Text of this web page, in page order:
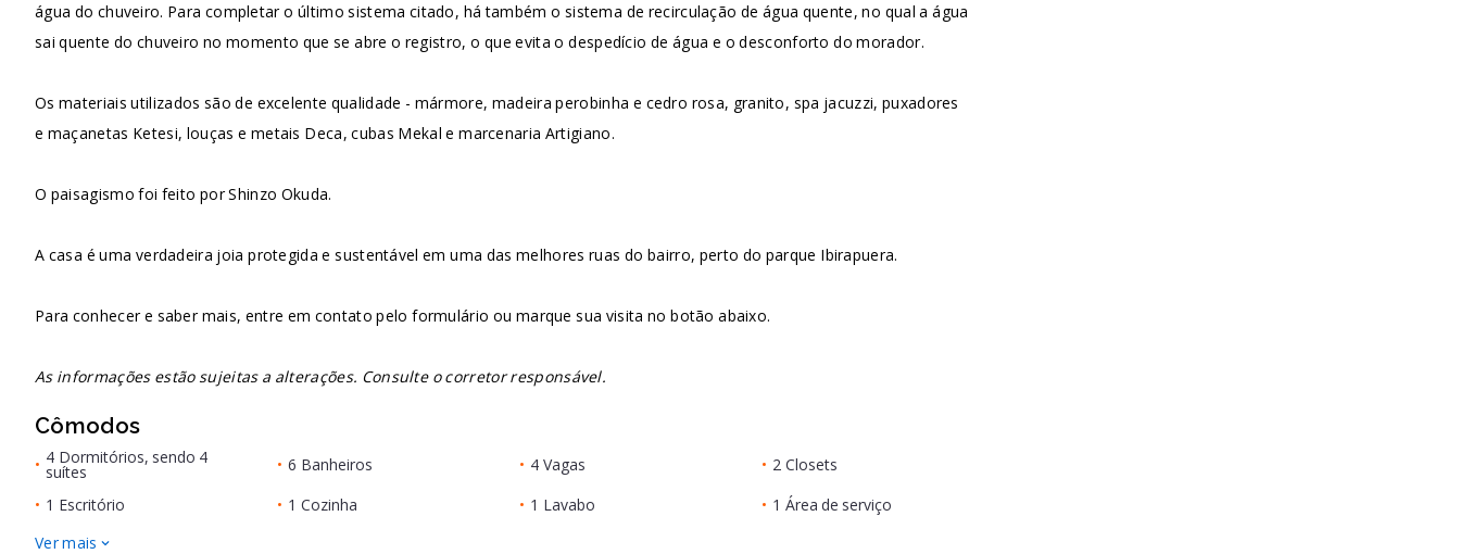
água do chuveiro. Para completar o último sistema citado, há também o sistema de recirculação de água quente, no qual a água
sai quente do chuveiro no momento que se abre o registro, o que evita o despedício de água e o desconforto do morador.
Os materiais utilizados são de excelente qualidade - mármore, madeira perobinha e cedro rosa, granito, spa jacuzzi, puxadores
e maçanetas Ketesi, louças e metais Deca, cubas Mekal e marcenaria Artigiano.
O paisagismo foi feito por Shinzo Okuda.
A casa é uma verdadeira joia protegida e sustentável em uma das melhores ruas do bairro, perto do parque Ibirapuera.
Para conhecer e saber mais, entre em contato pelo formulário ou marque sua visita no botão abaixo.
As informações estão sujeitas a alterações. Consulte o corretor responsável.
Cômodos
• 4 Dormitórios, sendo 4
suítes • 6 Banheiros • 4 Vagas • 2 Closets
• 1 Escritório • 1 Cozinha • 1 Lavabo • 1 Área de serviço
Ver mais